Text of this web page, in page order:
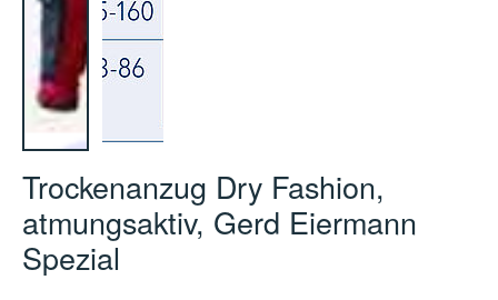
Trockenanzug Dry Fashion,
atmungsaktiv, Gerd Eiermann
Spezial